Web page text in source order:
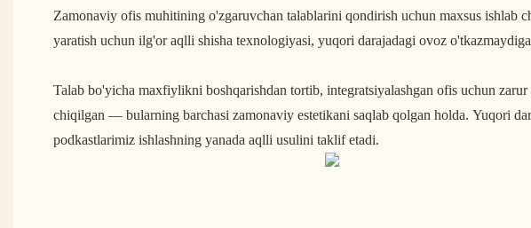
Zamonaviy ofis muhitining o'zgaruvchan talablarini qondirish uchun maxsus
yaratish uchun ilg'or aqlli shisha texnologiyasi, yuqori darajadagi ovoz
Talab bo'yicha maxfiylikni boshqarishdan tortib, integratsiyalashgan ofis uchun
chiqilgan — bularning barchasi zamonaviy estetikani saqlab qolgan holda. Yuqori
podkastlarimiz ishlashning yanada aqlli usulini taklif etadi.